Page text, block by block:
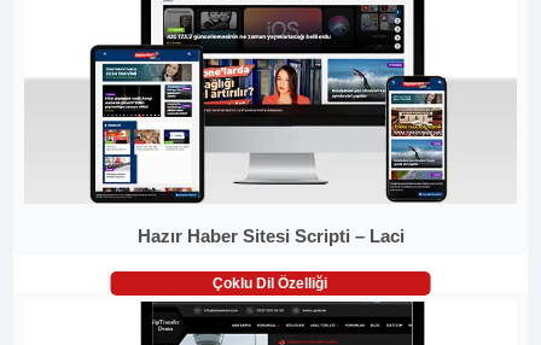
Hazır Haber Sitesi Scripti – Laci
Çoklu Dil Özelliği